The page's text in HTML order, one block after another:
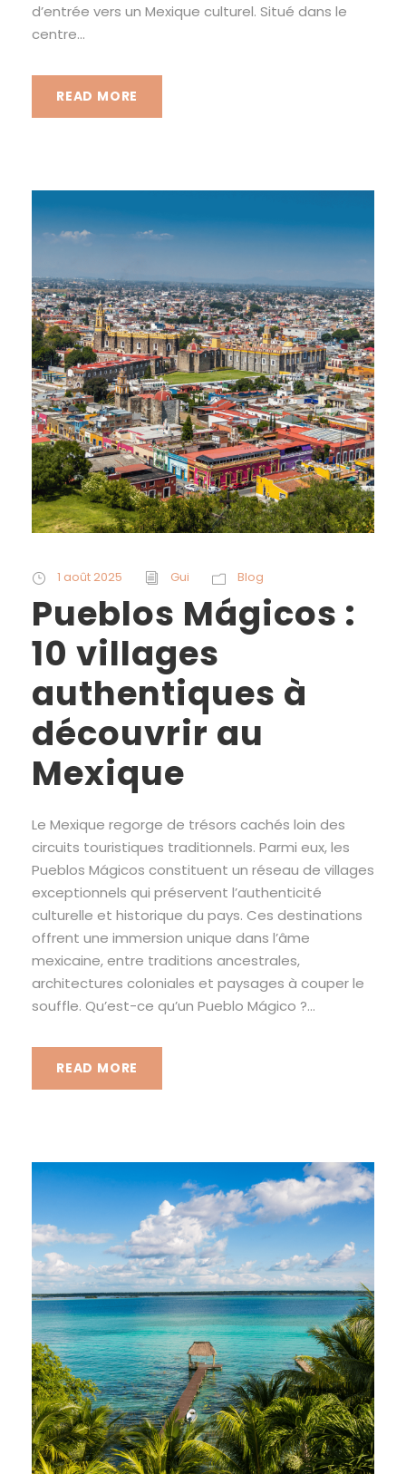
d’entrée vers un Mexique culturel. Situé dans le
centre...
READ MORE
1 août 2025 Gui Blog
Pueblos Mágicos :
10 villages
authentiques à
découvrir au
Mexique
Le Mexique regorge de trésors cachés loin des
circuits touristiques traditionnels. Parmi eux, les
Pueblos Mágicos constituent un réseau de villages
exceptionnels qui préservent l’authenticité
culturelle et historique du pays. Ces destinations
offrent une immersion unique dans l’âme
mexicaine, entre traditions ancestrales,
architectures coloniales et paysages à couper le
souffle. Qu’est-ce qu’un Pueblo Mágico ?...
READ MORE